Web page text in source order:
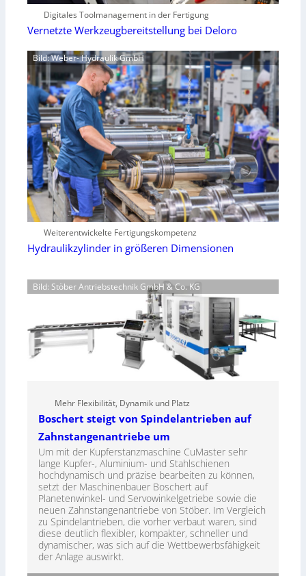
Digitales Toolmanagement in der Fertigung
Vernetzte Werkzeugbereitstellung bei Deloro
Bild: Weber- Hydraulik GmbH
Weiterentwickelte Fertigungskompetenz
Hydraulikzylinder in größeren Dimensionen
Bild: Stöber Antriebstechnik GmbH & Co. KG
Mehr Flexibilität, Dynamik und Platz
Boschert steigt von Spindelantrieben auf
Zahnstangenantriebe um
Um mit der Kupferstanzmaschine CuMaster sehr
lange Kupfer-, Aluminium- und Stahlschienen
hochdynamisch und präzise bearbeiten zu können,
setzt der Maschinenbauer Boschert auf
Planetenwinkel- und Servowinkelgetriebe sowie die
neuen Zahnstangenantriebe von Stöber. Im Vergleich
zu Spindelantrieben, die vorher verbaut waren, sind
diese deutlich flexibler, kompakter, schneller und
dynamischer, was sich auf die Wettbewerbsfähigkeit
der Anlage auswirkt.